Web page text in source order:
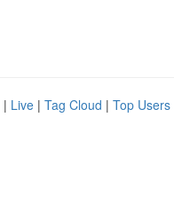
| Live | Tag Cloud | Top Users